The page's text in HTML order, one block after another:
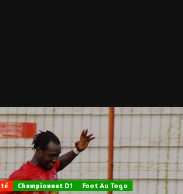
Championnat D1 Foot Au Togo